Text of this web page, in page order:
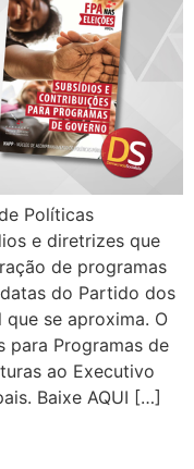
Políticas
e diretrizes que
de programas
do Partido dos
se aproxima. O
para Programas de
ao Executivo
Baixe AQUI […]